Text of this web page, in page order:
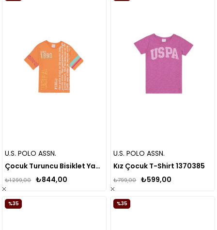
U.S. POLO ASSN.
Çocuk Turuncu Bisiklet Yaka Tişört 50265393
₺844,00
₺1.299,00
U.S. POLO ASSN.
Kız Çocuk T-Shirt 1370385
₺599,00
₺799,00
%35 %35